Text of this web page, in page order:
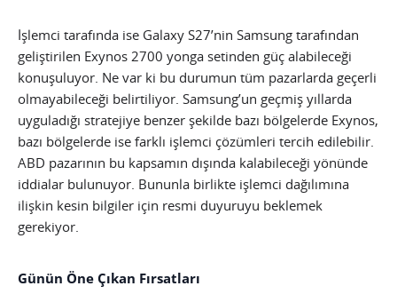
İşlemci tarafında ise Galaxy S27’nin Samsung tarafından
geliştirilen Exynos 2700 yonga setinden güç alabileceği
konuşuluyor. Ne var ki bu durumun tüm pazarlarda geçerli
olmayabileceği belirtiliyor. Samsung’un geçmiş yıllarda
uyguladığı stratejiye benzer şekilde bazı bölgelerde Exynos,
bazı bölgelerde ise farklı işlemci çözümleri tercih edilebilir.
ABD pazarının bu kapsamın dışında kalabileceği yönünde
iddialar bulunuyor. Bununla birlikte işlemci dağılımına
ilişkin kesin bilgiler için resmi duyuruyu beklemek
gerekiyor.
Günün Öne Çıkan Fırsatları